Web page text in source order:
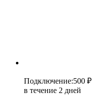
Подключение:500 ₽
в течение 2 дней